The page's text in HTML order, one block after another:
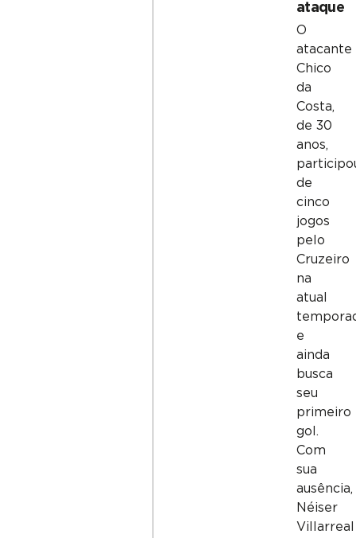
ataque
O
atacante
Chico
da
Costa,
de 30
anos,
de
cinco
jogos
pelo
Cruzeiro
na
atual
e
ainda
busca
seu
primeiro
gol.
Com
sua
ausência,
Néiser
Villarreal